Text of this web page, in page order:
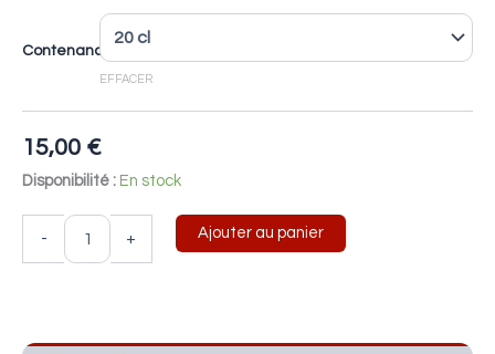
Contenance
EFFACER
15,00 €
Disponibilité : En stock
- + Ajouter au panier